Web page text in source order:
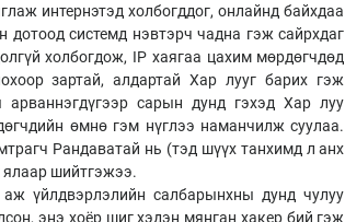
интернэтэд холбогддог, онлайнд байхдаа
системд нэвтэрч чадна гэж сайрхдаг
холбогдож, IP хаягаа цахим мөрдөгчдөд
зартай, алдартай Хар лууг барих гэж
сарын дунд гэхэд Хар луу
өмнө гэм нүглээ наманчилж суулаа.
Рандаватай нь (тэд шүүх танхимд л анх
ялаар шийтгэжээ.
үйлдвэрлэлийн салбарынхны дунд чулуу
энэ хоёр шиг хэдэн мянган хакер бий гэж